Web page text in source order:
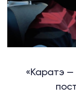
«Каратэ